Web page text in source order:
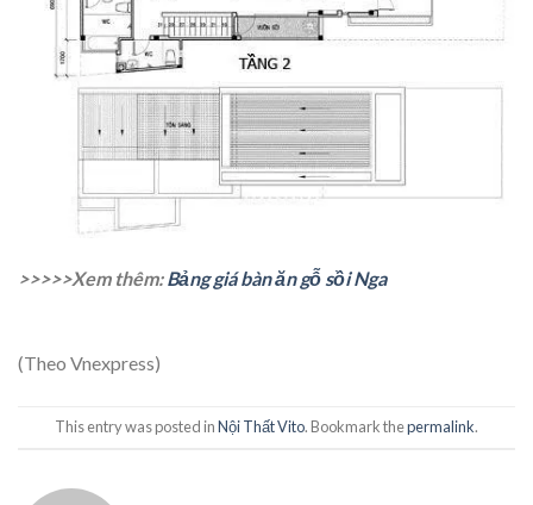
>>>>>Xem thêm:Bảng giá bàn ăn gỗ sồi Nga
(Theo Vnexpress)
This entry was posted inNội Thất Vito. Bookmark thepermalink.